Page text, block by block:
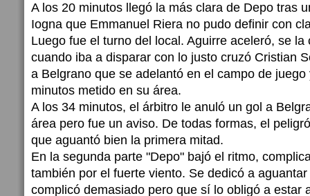
A los 20 minutos llegó la más clara de Depo tras
Iogna que Emmanuel Riera no pudo definir con
Luego fue el turno del local. Aguirre aceleró, se
cuando iba a disparar con lo justo cruzó Cristian
a Belgrano que se adelantó en el campo de
minutos metido en su área.
A los 34 minutos, el árbitro le anuló un gol a
área pero fue un aviso. De todas formas, el
que aguantó bien la primera mitad.
En la segunda parte "Depo" bajó el ritmo,
también por el fuerte viento. Se dedicó a
complicó demasiado pero que sí lo obligó a estar